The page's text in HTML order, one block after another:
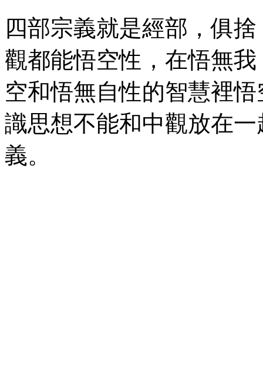
四部宗義就是經部，俱
觀都能悟空性，在悟無
空和悟無自性的智慧裡
識思想不能和中觀放在
義。